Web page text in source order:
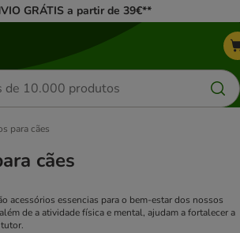
GRÁTIS a partir de 39€**
para cães
cães
acessórios essencias para o bem-estar dos nossos
de a atividade física e mental, ajudam a fortalecer a